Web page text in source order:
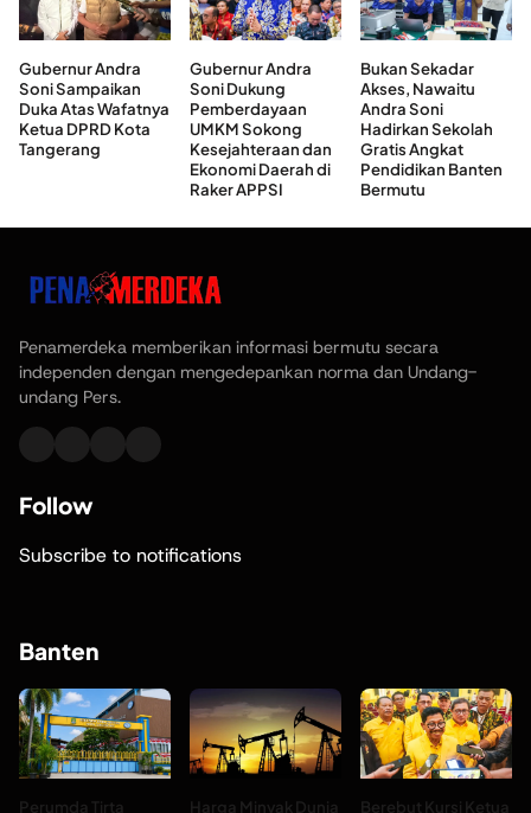
Gubernur Andra
Soni Sampaikan
Duka Atas Wafatnya
Ketua DPRD Kota
Tangerang
Gubernur Andra
Soni Dukung
Pemberdayaan
UMKM Sokong
Kesejahteraan dan
Ekonomi Daerah di
Raker APPSI
Bukan Sekadar
Akses, Nawaitu
Andra Soni
Hadirkan Sekolah
Gratis Angkat
Pendidikan Banten
Bermutu
Penamerdeka memberikan informasi bermutu secara
independen dengan mengedepankan norma dan Undang-
undang Pers.
Follow
Subscribe to notifications
Banten
Perumda Tirta Harga Minyak Dunia Berebut Kursi Ketua